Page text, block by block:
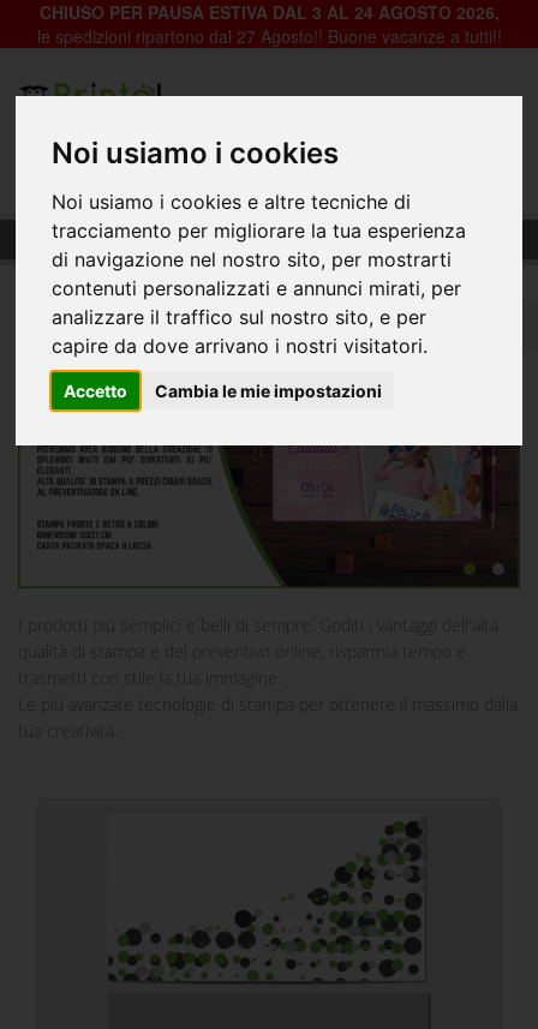
Noi usiamo i cookies
Noi usiamo i cookies e altre tecniche di
tracciamento per migliorare la tua esperienza
di navigazione nel nostro sito, per mostrarti
contenuti personalizzati e annunci mirati, per
analizzare il traffico sul nostro sito, e per
capire da dove arrivano i nostri visitatori.
Accetto Cambia le mie impostazioni
CHIUSO PER PAUSA ESTIVA DAL 3 AL 24 AGOSTO 2026,
le spedizioni ripartono dal 27 Agosto!! Buone vacanze a tutti!!
Cartoline e inviti
Home Piccolo Formato - Tipografia Cartoline e inviti
I prodotti più semplici e belli di sempre. Goditi i vantaggi dell'alta
qualità di stampa e del preventivo online, risparmia tempo e
trasmetti con stile la tua immagine.
Le più avanzate tecnologie di stampa per ottenere il massimo dalla
tua creatività.